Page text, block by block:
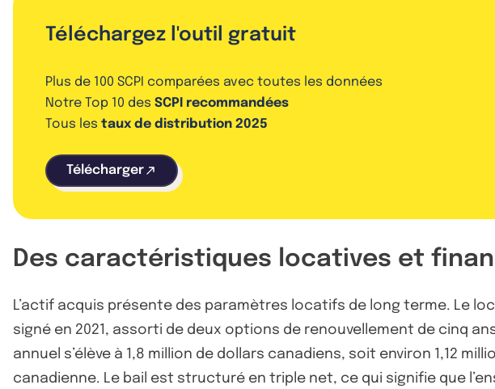
Téléchargez l'outil gratuit
Plus de 100 SCPI comparées avec toutes les données
Notre Top 10 des SCPI recommandées
Tous les taux de distribution 2025
Télécharger
Des caractéristiques locatives et
L’actif acquis présente des paramètres locatifs de long terme. Le
signé en 2021, assorti de deux options de renouvellement de cinq
annuel s’élève à 1,8 million de dollars canadiens, soit environ 1,12
canadienne. Le bail est structuré en triple net, ce qui signifie que